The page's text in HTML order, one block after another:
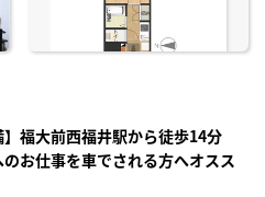
】福大前西福井駅から徒歩14分
お仕事を車でされる方へオスス